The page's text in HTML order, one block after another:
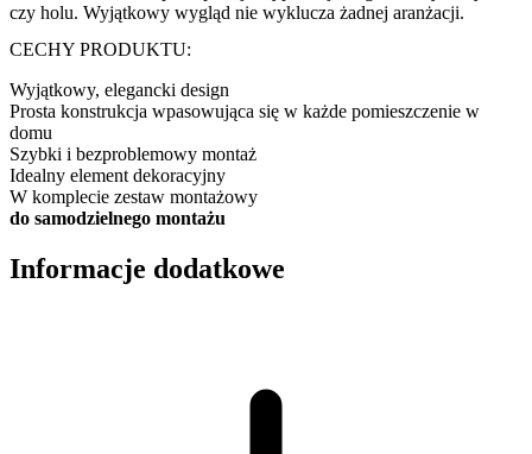
czy holu. Wyjątkowy wygląd nie wyklucza żadnej aranżacji.
CECHY PRODUKTU:
Wyjątkowy, elegancki design
Prosta konstrukcja wpasowująca się w każde pomieszczenie w
domu
Szybki i bezproblemowy montaż
Idealny element dekoracyjny
W komplecie zestaw montażowy
do samodzielnego montażu
Informacje dodatkowe